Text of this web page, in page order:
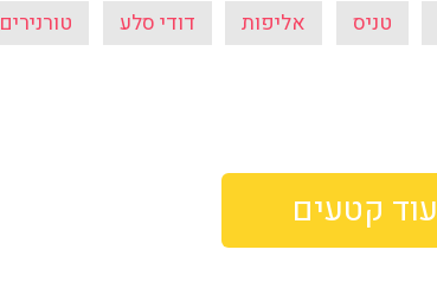
טניס אליפות דודי סלע טורנירים
עוד קטעים